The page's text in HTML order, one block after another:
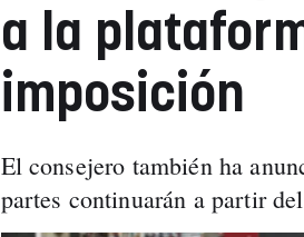
a la
imposición
El consejero también ha
partes continuarán a partir